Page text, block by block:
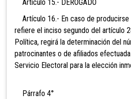
Artículo 15.- DEROGADO
Artículo 16.- En caso de producirse
refiere el inciso segundo del artículo
Política, regirá la determinación del
patrocinantes o de afiliados
Servicio Electoral para la elección
Párrafo 4°